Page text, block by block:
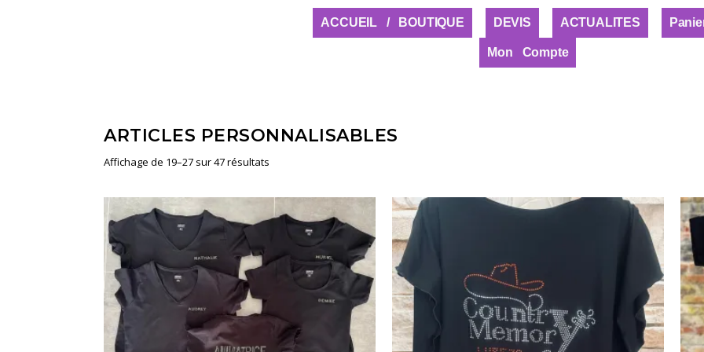
ACCUEIL / BOUTIQUE DEVIS ACTUALITES
Mon Compte
ARTICLES PERSONNALISABLES
Affichage de 19–27 sur 47 résultats